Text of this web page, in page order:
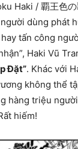
Haki / 覇王色
dùng phát
tấn công
Haki Vũ
Đặt”. Khác với
không thể
hàng triệu
hiếm!